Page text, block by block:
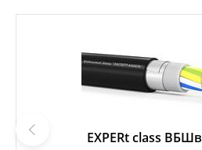
EXPERt class